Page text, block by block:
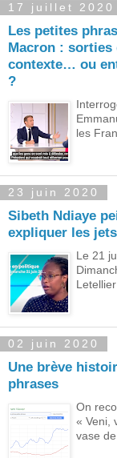
17 juillet 2020
Les petites
Macron : sorties
contexte… ou
?
les
23 juin 2020
Sibeth Ndiaye
expliquer les
Le 21
02 juin 2020
Une brève
phrases
On
« Veni,
vase